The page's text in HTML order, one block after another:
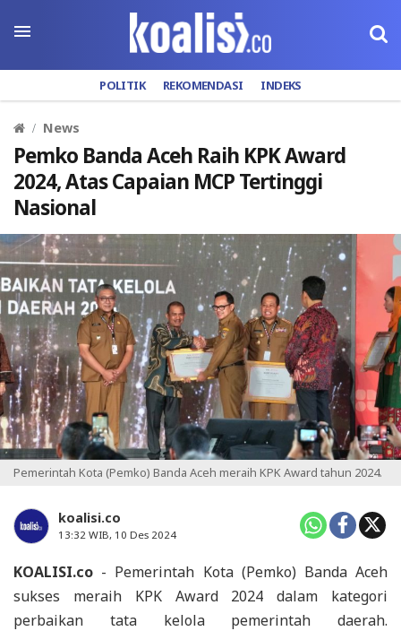
POLITIK REKOMENDASI INDEKS
News
Pemko Banda Aceh Raih KPK Award
2024, Atas Capaian MCP Tertinggi
Nasional
Pemerintah Kota (Pemko) Banda Aceh meraih KPK Award tahun 2024.
koalisi.co
13:32 WIB, 10 Des 2024
KOALISI.co - Pemerintah Kota (Pemko) Banda Aceh
sukses meraih KPK Award 2024 dalam kategori
perbaikan tata kelola pemerintah daerah.